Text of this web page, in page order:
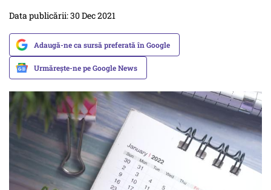
Data publicării: 30 Dec 2021
Adaugă-ne ca sursă preferată în Google
Urmărește-ne pe Google News